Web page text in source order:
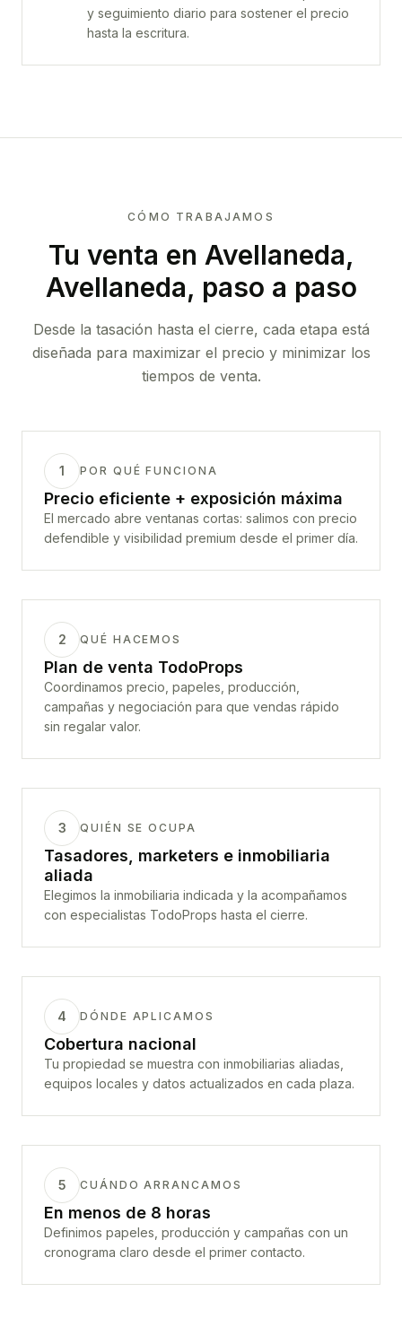
y seguimiento diario para sostener el precio
hasta la escritura.
CÓMO TRABAJAMOS
Tu venta en Avellaneda,
Avellaneda, paso a paso
Desde la tasación hasta el cierre, cada etapa está
diseñada para maximizar el precio y minimizar los
tiempos de venta.
1 POR QUÉ FUNCIONA
Precio eficiente + exposición máxima
El mercado abre ventanas cortas: salimos con precio
defendible y visibilidad premium desde el primer día.
2 QUÉ HACEMOS
Plan de venta TodoProps
Coordinamos precio, papeles, producción,
campañas y negociación para que vendas rápido
sin regalar valor.
3 QUIÉN SE OCUPA
Tasadores, marketers e inmobiliaria
aliada
Elegimos la inmobiliaria indicada y la acompañamos
con especialistas TodoProps hasta el cierre.
4 DÓNDE APLICAMOS
Cobertura nacional
Tu propiedad se muestra con inmobiliarias aliadas,
equipos locales y datos actualizados en cada plaza.
5 CUÁNDO ARRANCAMOS
En menos de 8 horas
Definimos papeles, producción y campañas con un
cronograma claro desde el primer contacto.